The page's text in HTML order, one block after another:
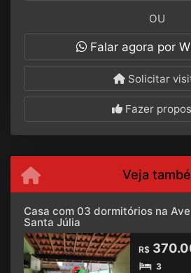
OU
Falar agora por
Solicitar
Fazer
Veja
Casa com 03 dormitórios na
Santa Júlia
R$
3